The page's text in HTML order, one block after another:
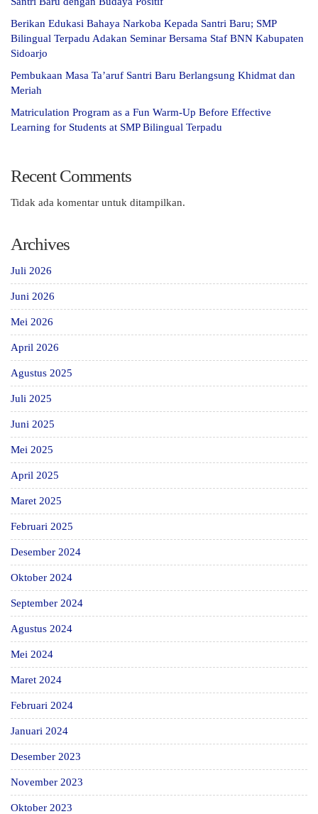
Berikan Edukasi Bahaya Narkoba Kepada Santri Baru; SMP
Bilingual Terpadu Adakan Seminar Bersama Staf BNN Kabupaten
Sidoarjo
Pembukaan Masa Ta’aruf Santri Baru Berlangsung Khidmat dan
Meriah
Matriculation Program as a Fun Warm-Up Before Effective
Learning for Students at SMP Bilingual Terpadu
Recent Comments
Tidak ada komentar untuk ditampilkan.
Archives
Juli 2026
Juni 2026
Mei 2026
April 2026
Agustus 2025
Juli 2025
Juni 2025
Mei 2025
April 2025
Maret 2025
Februari 2025
Desember 2024
Oktober 2024
September 2024
Agustus 2024
Mei 2024
Maret 2024
Februari 2024
Januari 2024
Desember 2023
November 2023
Oktober 2023